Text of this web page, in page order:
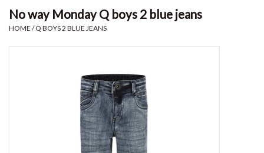
Meisjes
GRATIS VERZENDEN (vanaf EUR
No way Monday Q boys 2 blue jeans
HOME /Q BOYS 2 BLUE JEANS